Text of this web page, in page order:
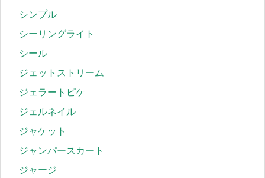
シンプル
シーリングライト
シール
ジェットストリーム
ジェラートピケ
ジェルネイル
ジャケット
ジャンパースカート
ジャージ